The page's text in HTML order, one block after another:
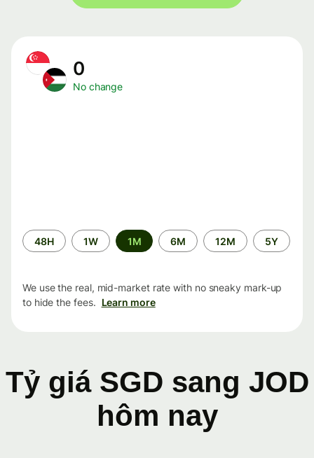
0
No change
Time
period
48H 1W 1M 6M 12M 5Y
We use the real, mid-market rate with no sneaky mark-up
to hide the fees. Learn more
Tỷ giá SGD sang JOD
hôm nay